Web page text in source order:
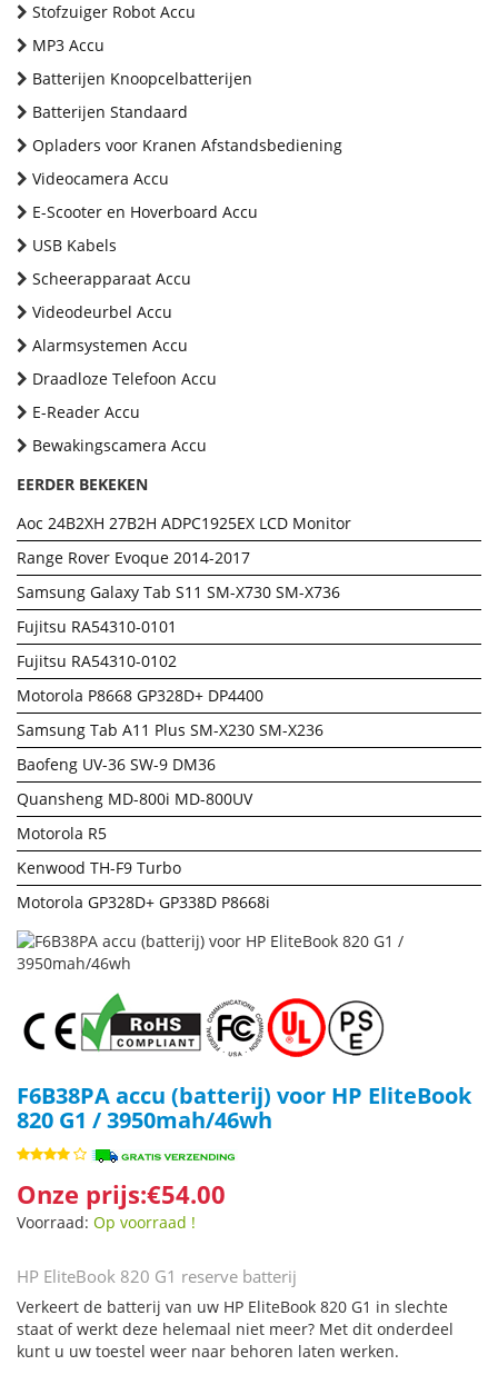
Stofzuiger Robot Accu
MP3 Accu
Batterijen Knoopcelbatterijen
Batterijen Standaard
Opladers voor Kranen Afstandsbediening
Videocamera Accu
E-Scooter en Hoverboard Accu
USB Kabels
Scheerapparaat Accu
Videodeurbel Accu
Alarmsystemen Accu
Draadloze Telefoon Accu
E-Reader Accu
Bewakingscamera Accu
EERDER BEKEKEN
Aoc 24B2XH 27B2H ADPC1925EX LCD Monitor
Range Rover Evoque 2014-2017
Samsung Galaxy Tab S11 SM-X730 SM-X736
Fujitsu RA54310-0101
Fujitsu RA54310-0102
Motorola P8668 GP328D+ DP4400
Samsung Tab A11 Plus SM-X230 SM-X236
Baofeng UV-36 SW-9 DM36
Quansheng MD-800i MD-800UV
Motorola R5
Kenwood TH-F9 Turbo
Motorola GP328D+ GP338D P8668i
F6B38PA accu (batterij) voor HP EliteBook
820 G1 / 3950mah/46wh
Onze prijs:€54.00
Voorraad: Op voorraad !
HP EliteBook 820 G1 reserve batterij
Verkeert de batterij van uw HP EliteBook 820 G1 in slechte
staat of werkt deze helemaal niet meer? Met dit onderdeel
kunt u uw toestel weer naar behoren laten werken.